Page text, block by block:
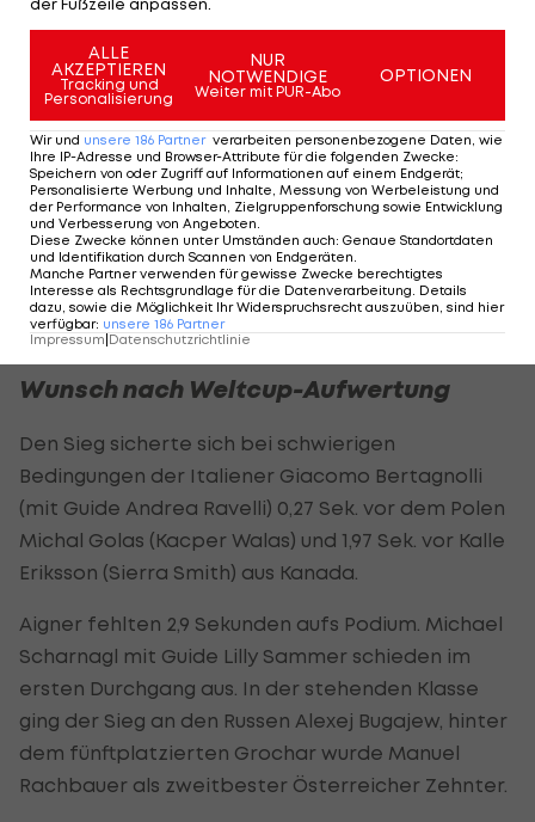
Slalom etwas zum Aufholen haben. Aber man
kann ganz zufrieden sein mit der Woche", sagte
der 20-Jährige.
Mit Blech im Slalom musste Aigner erstmals auf
einem Platz neben dem Stockerl vorlieb nehmen.
Zuvor hatte er in Peking in allen fünf Bewerben
und in den ersten vier Rennen von Cortina jeweils
Edelmetall eingeheimst - insgesamt fünfmal Gold
sowie je zweimal Silber und Bronze.
Wunsch nach Weltcup-Aufwertung
Den Sieg sicherte sich bei schwierigen
Bedingungen der Italiener Giacomo Bertagnolli
(mit Guide Andrea Ravelli) 0,27 Sek. vor dem Polen
Michal Golas (Kacper Walas) und 1,97 Sek. vor Kalle
Eriksson (Sierra Smith) aus Kanada.
Aigner fehlten 2,9 Sekunden aufs Podium. Michael
Scharnagl mit Guide Lilly Sammer schieden im
ersten Durchgang aus. In der stehenden Klasse
ging der Sieg an den Russen Alexej Bugajew, hinter
dem fünftplatzierten Grochar wurde Manuel
Rachbauer als zweitbester Österreicher Zehnter.
ALLE
AKZEPTIEREN
Tracking und
Personalisierung
NUR
NOTWENDIGE
Weiter mit PUR-Abo
OPTIONEN
Wir und unsere 186 Partner verarbeiten personenbezogene Daten, wie
Ihre IP-Adresse und Browser-Attribute für die folgenden Zwecke:
Speichern von oder Zugriff auf Informationen auf einem Endgerät;
Personalisierte Werbung und Inhalte, Messung von Werbeleistung und
der Performance von Inhalten, Zielgruppenforschung sowie Entwicklung
und Verbesserung von Angeboten.
Diese Zwecke können unter Umständen auch: Genaue Standortdaten
und Identifikation durch Scannen von Endgeräten.
Manche Partner verwenden für gewisse Zwecke berechtigtes
Interesse als Rechtsgrundlage für die Datenverarbeitung. Details
dazu, sowie die Möglichkeit Ihr Widerspruchsrecht auszuüben, sind hier
verfügbar: unsere 186 Partner
Impressum Datenschutzrichtlinie